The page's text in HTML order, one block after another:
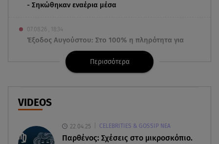
- Σηκώθηκαν εναέρια μέσα
07.08.26 , 18:34
Έξοδος Αυγούστου: Στο 100% η πληρότητα για
Παιδικοί σταθμοί: Πότε βγαίνουν τα προσωρινά
Τροχαίο Σέρρες: «Έχασα τη σύζυγο και το παιδί
μου. Τα έχασα όλα»
Περισσότερα
VIDEOS
22.04.25 CELEBRITIES & GOSSIP ΝΕΑ
Παρθένος: Σχέσεις στο μικροσκόπιο.